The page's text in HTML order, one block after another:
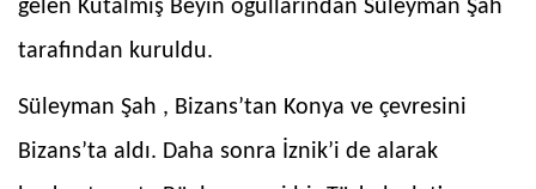
gelen Kutalmış Beyin oğullarından Süleyman Şah
tarafından kuruldu.
Süleyman Şah , Bizans’tan Konya ve çevresini
Bizans’ta aldı. Daha sonra İznik’i de alarak